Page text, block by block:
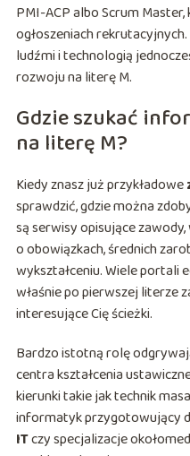
PMI-ACP albo Scrum
ogłoszeniach
ludźmi i technologią
rozwoju na literę M.
Gdzie szukać
na literę M?
Kiedy znasz już przykładowe
sprawdzić, gdzie można
są serwisy opisujące
o obowiązkach, średnich
wykształceniu. Wiele
właśnie po pierwszej literze
interesujące Cię ścieżki.
Bardzo istotną rolę
centra kształcenia
kierunki takie jak technik
informatyk przygotowujący
ITczy specjalizacje